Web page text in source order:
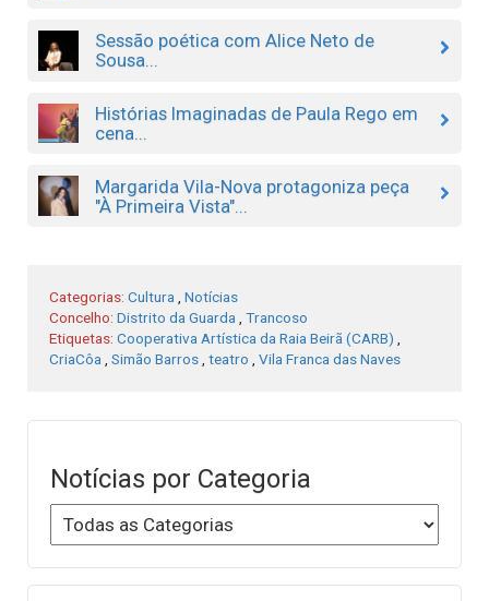
Sessão poética com Alice Neto de
Sousa...
Histórias Imaginadas de Paula Rego em
cena...
Margarida Vila-Nova protagoniza peça
"À Primeira Vista"...
Categorias: Cultura, Notícias
Concelho: Distrito da Guarda, Trancoso
Etiquetas: Cooperativa Artística da Raia Beirã (CARB) ,
CriaCôa, Simão Barros, teatro , Vila Franca das Naves
Notícias por Categoria